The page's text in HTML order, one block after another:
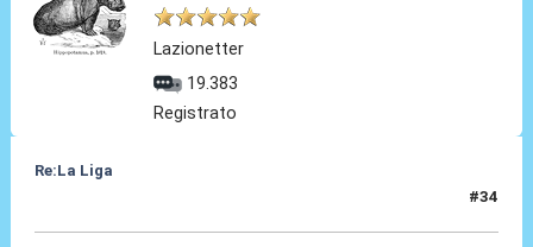
Lazionetter
19.383
Registrato
Re:La Liga
#34